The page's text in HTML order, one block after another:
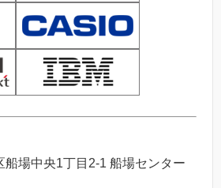
船場中央1丁目2-1 船場センター